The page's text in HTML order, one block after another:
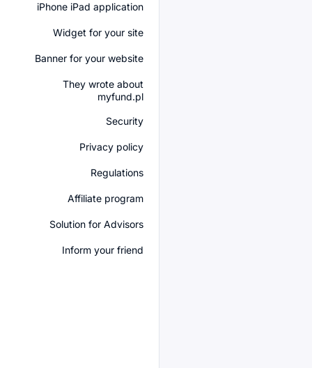
iPhone iPad application
Widget for your site
Banner for your website
They wrote about
myfund.pl
Security
Privacy policy
Regulations
Affiliate program
Solution for Advisors
Inform your friend